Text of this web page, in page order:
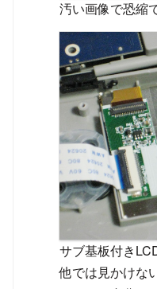
汚い画像で恐縮
サブ基板付き
他では見かけな